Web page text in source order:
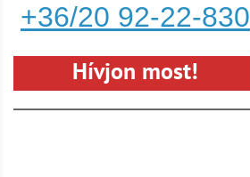
+36/20 92-22-830
Hívjon most!